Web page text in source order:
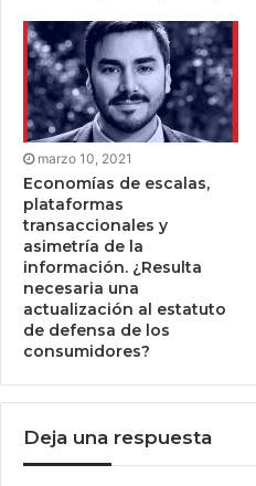
marzo 10, 2021
Economías de escalas,
plataformas
transaccionales y
asimetría de la
información. ¿Resulta
necesaria una
actualización al estatuto
de defensa de los
consumidores?
Deja una respuesta